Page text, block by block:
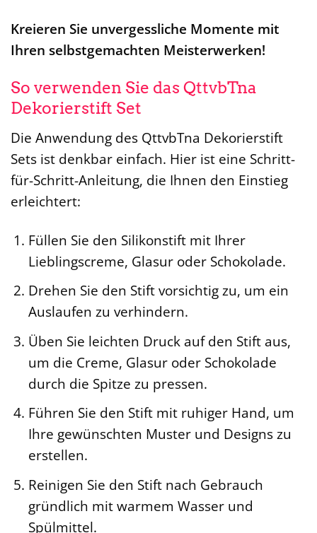
Kreieren Sie unvergessliche Momente mit
Ihren selbstgemachten Meisterwerken!
So verwenden Sie das QttvbTna
Dekorierstift Set
Die Anwendung des QttvbTna Dekorierstift
Sets ist denkbar einfach. Hier ist eine Schritt-
für-Schritt-Anleitung, die Ihnen den Einstieg
erleichtert:
Füllen Sie den Silikonstift mit Ihrer
Lieblingscreme, Glasur oder Schokolade.
Drehen Sie den Stift vorsichtig zu, um ein
Auslaufen zu verhindern.
Üben Sie leichten Druck auf den Stift aus,
um die Creme, Glasur oder Schokolade
durch die Spitze zu pressen.
Führen Sie den Stift mit ruhiger Hand, um
Ihre gewünschten Muster und Designs zu
erstellen.
Reinigen Sie den Stift nach Gebrauch
gründlich mit warmem Wasser und
Spülmittel.